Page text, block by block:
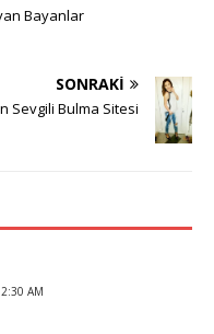
Bayanlar
SONRAKI
Sevgili Bulma Sitesi
AM